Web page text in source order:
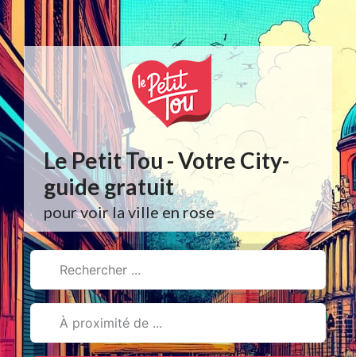
Aller
au
contenu
Le Petit Tou - Votre City-
guide gratuit
pour voir la ville en rose